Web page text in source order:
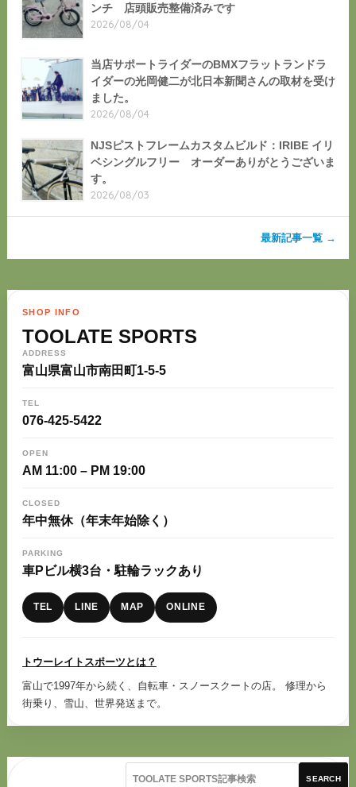
ンチ 店頭販売整備済みです
2026/08/04
当店サポートライダーのBMXフラットランドラ
イダーの光岡健二が北日本新聞さんの取材を受け
ました。
2026/08/04
NJSピストフレームカスタムビルド：IRIBE イリ
ベシングルフリー オーダーありがとうございま
す。
2026/08/03
最新記事一覧 →
SHOP INFO
TOOLATE SPORTS
ADDRESS
富山県富山市南田町1-5-5
TEL
076-425-5422
OPEN
AM 11:00 – PM 19:00
CLOSED
年中無休（年末年始除く）
PARKING
車Pビル横3台・駐輪ラックあり
TEL LINE MAP ONLINE
トウーレイトスポーツとは？
富山で1997年から続く、自転車・スノースクートの店。 修理から
街乗り、雪山、世界発送まで。
SEARCH